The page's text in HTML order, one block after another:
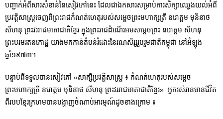
បញ្ជាក់អំពីសារសំខាន់នៃសៀវភៅនេះ ដែលជាឯកសារសម្រាប់ការសិក្សាឈ្វេងយល់អំពី
ប្រវត្តិ​សាស្រ្តចេញពីព្រះរាជកំណត់ហេតុរបស់សម្តេចព្រះមហាក្សត្រី នរោត្តម មុនិនាថ
សីហនុ ព្រះវររាជមាតាជាតិខ្មែរ ក្នុងព្រះរាជដំណើរអមសម្តេចព្រះ នរោត្តម សីហនុ
ព្រះបរមរតនកោដ្ឋ យាងមកកាន់តំបន់រំដោះនៃរណសិរ្សរួបរួមជាតិកម្ពុជា នៅអំឡុង
ឆ្នាំ១៩៧៣។
បន្ទាប់ពីទទួលបានសៀវភៅ «សាក្សីប្រវត្តិសាស្ត្រ ៖ កំណត់​ហេតុ​របស់សម្តេច
ព្រះមហាក្សត្រី នរោត្តម មុនិនាថ សីហនុ ព្រះវររាជមាតាជាតិខ្មែរ» អ្នករស់រានមានជីវិត
ពីរបបខ្មែរក្រហមបានបង្ហាញចំណាប់អារម្មណ៍ដូចខាងក្រោម ៖